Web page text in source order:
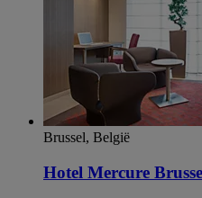
Brussel, België
Hotel Mercure